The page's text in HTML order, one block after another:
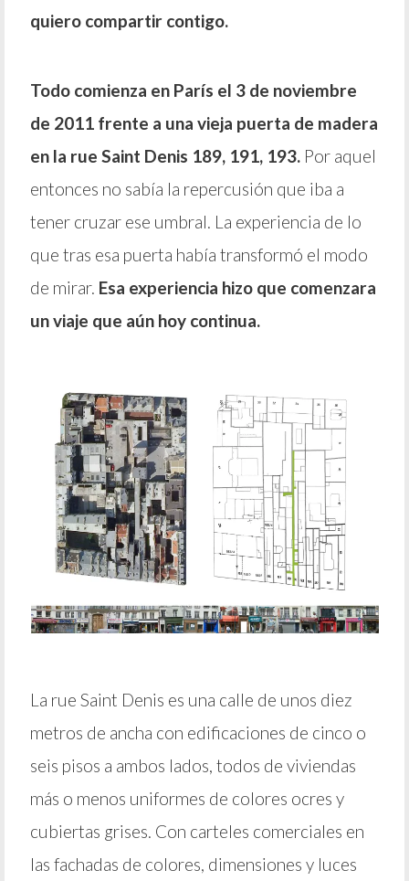
quiero compartir contigo.
Todo comienza en París el 3 de noviembre
de 2011 frente a una vieja puerta de madera
en la rue Saint Denis 189, 191, 193. Por aquel
entonces no sabía la repercusión que iba a
tener cruzar ese umbral. La experiencia de lo
que tras esa puerta había transformó el modo
de mirar. Esa experiencia hizo que comenzara
un viaje que aún hoy continua.
La rue Saint Denis es una calle de unos diez
metros de ancha con edificaciones de cinco o
seis pisos a ambos lados, todos de viviendas
más o menos uniformes de colores ocres y
cubiertas grises. Con carteles comerciales en
las fachadas de colores, dimensiones y luces